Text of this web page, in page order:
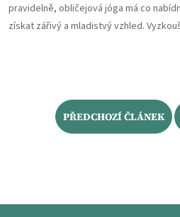
pravidelně, obličejová jóga má co
získat zářivý a mladistvý vzhled.
PŘEDCHOZÍ ČLÁNEK